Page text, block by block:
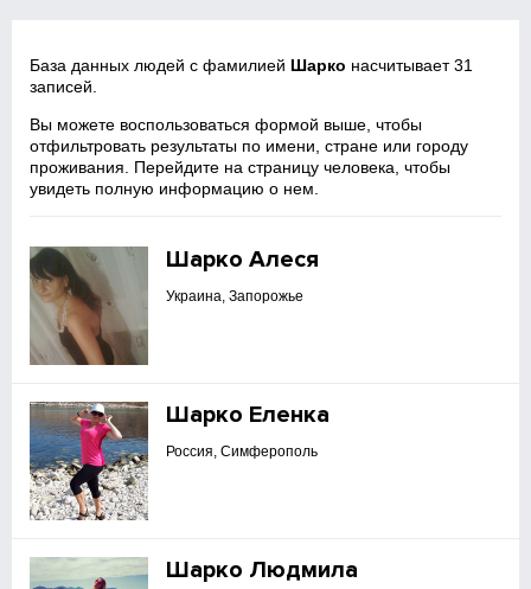
База данных людей с фамилией Шарко насчитывает 31
записей.
Вы можете воспользоваться формой выше, чтобы
отфильтровать результаты по имени, стране или городу
проживания. Перейдите на страницу человека, чтобы
увидеть полную информацию о нем.
Шарко Алеся
Украина, Запорожье
Шарко Еленка
Россия, Симферополь
Шарко Людмила